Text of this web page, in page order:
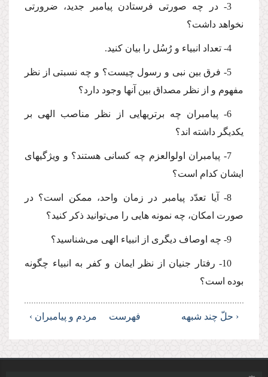
3- در چه صورتى فرستادن پیامبر جدید، ضرورتى
نخواهد داشت؟
4- تعداد انبیاء و رُسُل را بیان كنید.
5- فرق بین نبى و رسول چیست؟ و چه نسبتى از نظر
مفهوم و از نظر مصداق بین آنها وجود دارد؟
6- پیامبران چه برتریهایى از نظر مناصب الهى بر
یكدیگر داشته اند؟
7- پیامبران اولوالعزم چه كسانى هستند؟ و ویژگیهاى
ایشان كدام است؟
8- آیا تعدّد پیامبر در زمان واحد، ممكن است؟ در
صورت امكان، چه نمونه هایى را مى‌توانید ذكر كنید؟
9- چه اوصاف دیگرى از انبیاء الهى مى‌شناسید؟
10- رفتار جنیان از نظر ایمان و كفر به انبیاء چگونه
بوده است؟
‹ حلّ چند شبهه فهرست مردم و پیامبران ›